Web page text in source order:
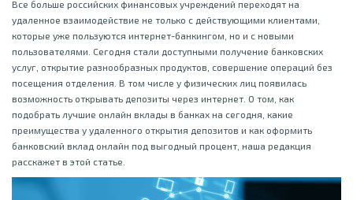
Все больше российских финансовых учреждений переходят на
удаленное взаимодействие не только с действующими клиентами,
которые уже пользуются интернет-банкингом, но и с новыми
пользователями. Сегодня стали доступными получение банковских
услуг, открытие разнообразных продуктов, совершение операций без
посещения отделения. В том числе у физических лиц появилась
возможность открывать депозиты через интернет. О том, как
подобрать лучшие онлайн вклады в банках на сегодня, какие
преимущества у удаленного открытия депозитов и как оформить
банковский вклад онлайн под выгодный процент, наша редакция
расскажет в этой статье.